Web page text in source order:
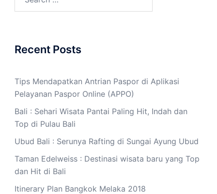
for:
Recent Posts
Tips Mendapatkan Antrian Paspor di Aplikasi
Pelayanan Paspor Online (APPO)
Bali : Sehari Wisata Pantai Paling Hit, Indah dan
Top di Pulau Bali
Ubud Bali : Serunya Rafting di Sungai Ayung Ubud
Taman Edelweiss : Destinasi wisata baru yang Top
dan Hit di Bali
Itinerary Plan Bangkok Melaka 2018